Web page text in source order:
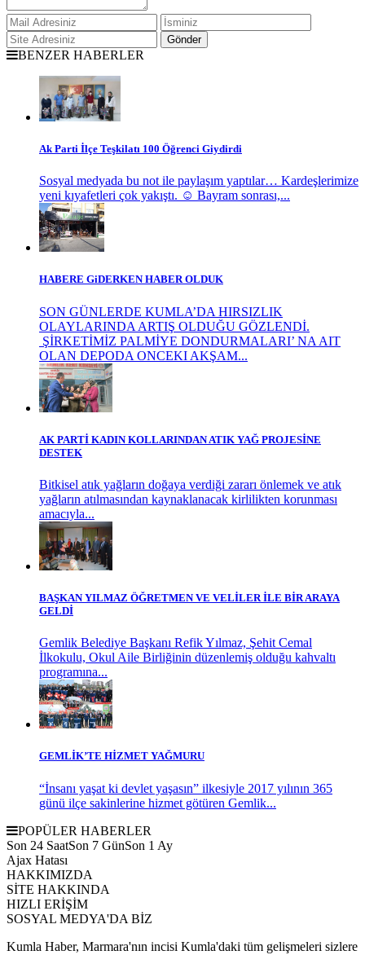
BENZER HABERLER
Ak Parti İlçe Teşkilatı 100 Öğrenci Giydirdi
Sosyal medyada bu not ile paylaşım yaptılar… Kardeşlerimize
yeni kıyafetleri çok yakıştı. ☺️ Bayram sonrası,...
HABERE GiDERKEN HABER OLDUK
SON GÜNLERDE KUMLA’DA HIRSIZLIK
OLAYLARINDA ARTIŞ OLDUĞU GÖZLENDİ.
ŞİRKETİMİZ PALMİYE DONDURMALARI’ NA AIT
OLAN DEPODA ONCEKI AKŞAM...
AK PARTİ KADIN KOLLARINDAN ATIK YAĞ PROJESİNE
DESTEK
Bitkisel atık yağların doğaya verdiği zararı önlemek ve atık
yağların atılmasından kaynaklanacak kirlilikten korunması
amacıyla...
BAŞKAN YILMAZ ÖĞRETMEN VE VELİLER İLE BİR ARAYA
GELDİ
Gemlik Belediye Başkanı Refik Yılmaz, Şehit Cemal
İlkokulu, Okul Aile Birliğinin düzenlemiş olduğu kahvaltı
programına...
GEMLİK’TE HİZMET YAĞMURU
“İnsanı yaşat ki devlet yaşasın” ilkesiyle 2017 yılının 365
günü ilçe sakinlerine hizmet götüren Gemlik...
POPÜLER HABERLER
Son 24 SaatSon 7 GünSon 1 Ay
Ajax Hatası
HAKKIMIZDA
SİTE HAKKINDA
HIZLI ERİŞİM
SOSYAL MEDYA'DA BİZ
Kumla Haber, Marmara'nın incisi Kumla'daki tüm gelişmeleri sizlere